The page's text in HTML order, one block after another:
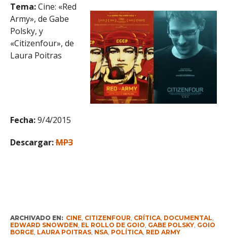
Tema:Cine: «Red
Army», de Gabe
Polsky, y
«Citizenfour», de
Laura Poitras
Fecha:9/4/2015
Descargar:MP3
ARCHIVADO EN: CINE, CITIZENFOUR, CRÍTICA, DOCUMENTAL,
EDWARD SNOWDEN, EL ROLLO DE GOIO, GABE POLSKY, GOIO
BORGE, LAURA POITRAS, NSA, POLÍTICA, RED ARMY